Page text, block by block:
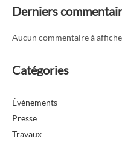
Derniers
Aucun commentaire à
Catégories
Évènements
Presse
Travaux